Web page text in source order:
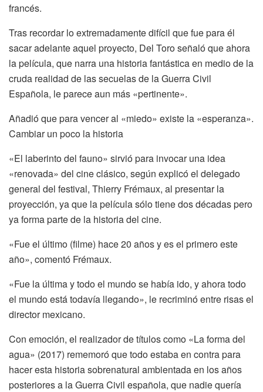
francés.
Tras recordar lo extremadamente difícil que fue para él
sacar adelante aquel proyecto, Del Toro señaló que ahora
la película, que narra una historia fantástica en medio de la
cruda realidad de las secuelas de la Guerra Civil
Española, le parece aun más «pertinente».
Añadió que para vencer al «miedo» existe la «esperanza».
Cambiar un poco la historia
«El laberinto del fauno» sirvió para invocar una idea
«renovada» del cine clásico, según explicó el delegado
general del festival, Thierry Frémaux, al presentar la
proyección, ya que la película sólo tiene dos décadas pero
ya forma parte de la historia del cine.
«Fue el último (filme) hace 20 años y es el primero este
año», comentó Frémaux.
«Fue la última y todo el mundo se había ido, y ahora todo
el mundo está todavía llegando», le recriminó entre risas el
director mexicano.
Con emoción, el realizador de títulos como «La forma del
agua» (2017) rememoró que todo estaba en contra para
hacer esta historia sobrenatural ambientada en los años
posteriores a la Guerra Civil española, que nadie quería